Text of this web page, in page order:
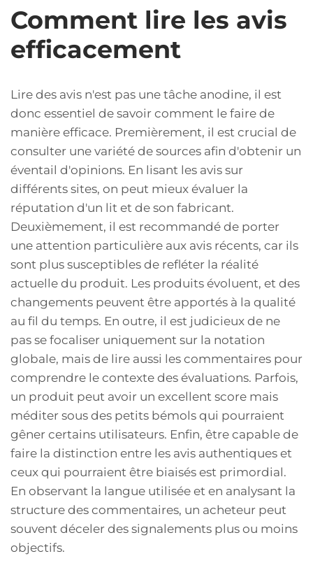
Comment lire les avis
efficacement
Lire des avis n'est pas une tâche anodine, il est
donc essentiel de savoir comment le faire de
manière efficace. Premièrement, il est crucial de
consulter une variété de sources afin d'obtenir un
éventail d'opinions. En lisant les avis sur
différents sites, on peut mieux évaluer la
réputation d'un lit et de son fabricant.
Deuxièmement, il est recommandé de porter
une attention particulière aux avis récents, car ils
sont plus susceptibles de refléter la réalité
actuelle du produit. Les produits évoluent, et des
changements peuvent être apportés à la qualité
au fil du temps. En outre, il est judicieux de ne
pas se focaliser uniquement sur la notation
globale, mais de lire aussi les commentaires pour
comprendre le contexte des évaluations. Parfois,
un produit peut avoir un excellent score mais
méditer sous des petits bémols qui pourraient
gêner certains utilisateurs. Enfin, être capable de
faire la distinction entre les avis authentiques et
ceux qui pourraient être biaisés est primordial.
En observant la langue utilisée et en analysant la
structure des commentaires, un acheteur peut
souvent déceler des signalements plus ou moins
objectifs.